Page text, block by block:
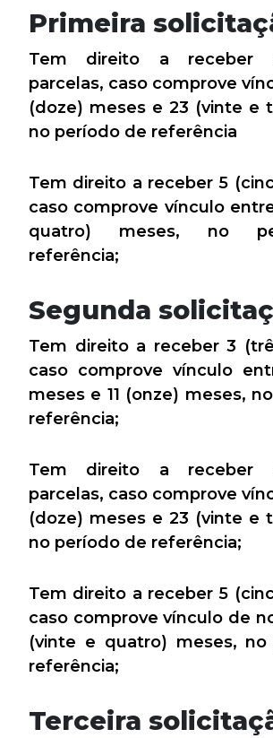
Primeira
Tem direito a receber
parcelas, caso comprove
(doze) meses e 23 (vinte e
no período de referência
Tem direito a receber 5
caso comprove vínculo
quatro) meses, no
referência;
Segunda
Tem direito a receber 3
caso comprove vínculo
meses e 11 (onze) meses,
referência;
Tem direito a receber
parcelas, caso comprove
(doze) meses e 23 (vinte e
no período de referência;
Tem direito a receber 5
caso comprove vínculo de
(vinte e quatro) meses,
referência;
Terceira